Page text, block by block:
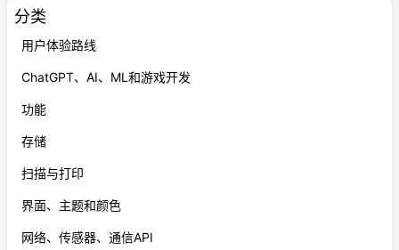
分类
用户体验路线
ChatGPT、AI、ML和游戏开发
功能
存储
扫描与打印
界面、主题和颜色
网络、传感器、通信API